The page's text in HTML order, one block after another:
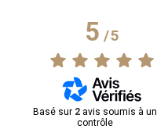
5/5
Basé sur 2 avis soumis à un
contrôle